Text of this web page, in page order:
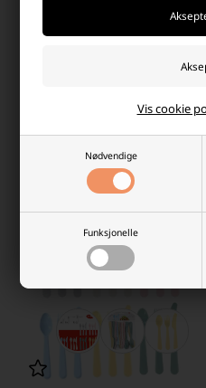
Nødvendige
Funksjonelle
Vis cookie
På lager